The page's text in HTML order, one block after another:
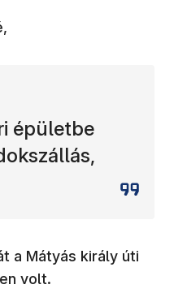
épületbe
a Mátyás király úti
volt.